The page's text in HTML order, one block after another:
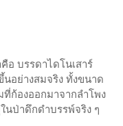
อ บรรดาไดโนเสาร์
อย่างสมจริง ทั้งขนาด
ที่ก้องออกมาจากลำโพง
นป่าดึกดำบรรพ์จริง ๆ